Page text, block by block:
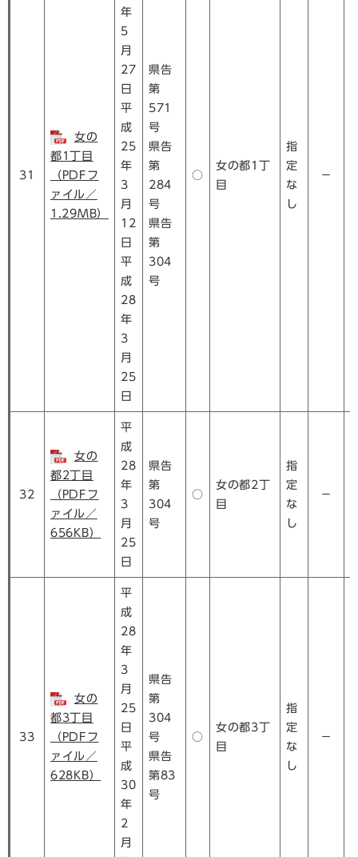
31
女の
都1丁目
（PDFフ
ァイル／
1.29MB）
年
5
月
27
日
平
成
25
年
3
月
12
日
平
成
28
年
3
月
25
日
県告
第
571
号
県告
第
284
号
県告
第
304
号
○
女の都1丁
目
指
定
な
し
－
32
女の
都2丁目
（PDFフ
ァイル／
656KB）
平
成
28
年
3
月
25
日
県告
第
304
号
○
女の都2丁
目
指
定
な
し
－
33
女の
都3丁目
（PDFフ
ァイル／
628KB）
平
成
28
年
3
月
25
日
平
成
30
年
2
月
県告
第
304
号
県告
第83
号
○
女の都3丁
目
指
定
な
し
－